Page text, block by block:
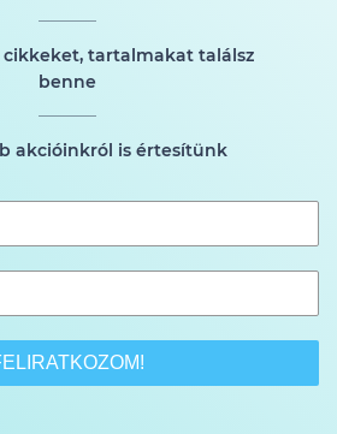
cikkeket, tartalmakat találsz
benne
akcióinkról is értesítünk